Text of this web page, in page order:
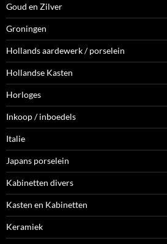
Goud en Zilver
Groningen
Hollands aardewerk / porselein
Hollandse Kasten
Horloges
Inkoop / inboedels
Italie
Japans porselein
Kabinetten divers
Kasten en Kabinetten
Keramiek